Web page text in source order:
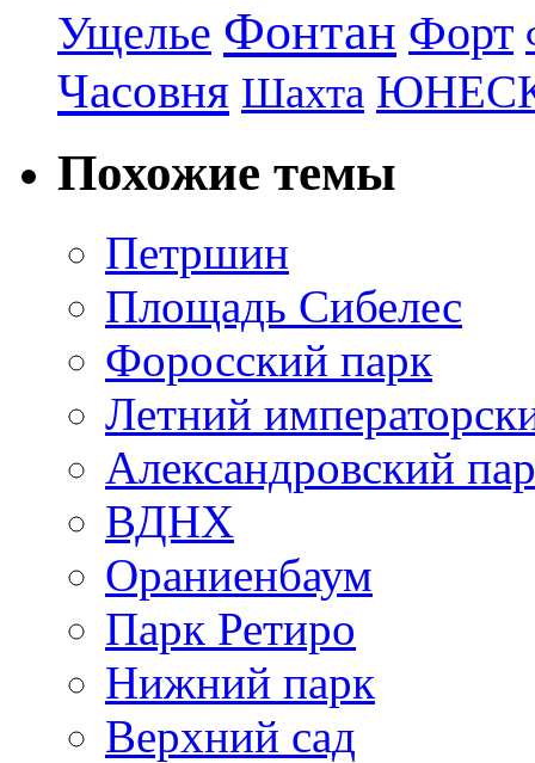
Ущелье Фонтан Форт
Часовня Шахта
Похожие темы
Петршин
Площадь Сибелес
Форосский парк
Летний
Александровский
ВДНХ
Ораниенбаум
Парк Ретиро
Нижний парк
Верхний сад